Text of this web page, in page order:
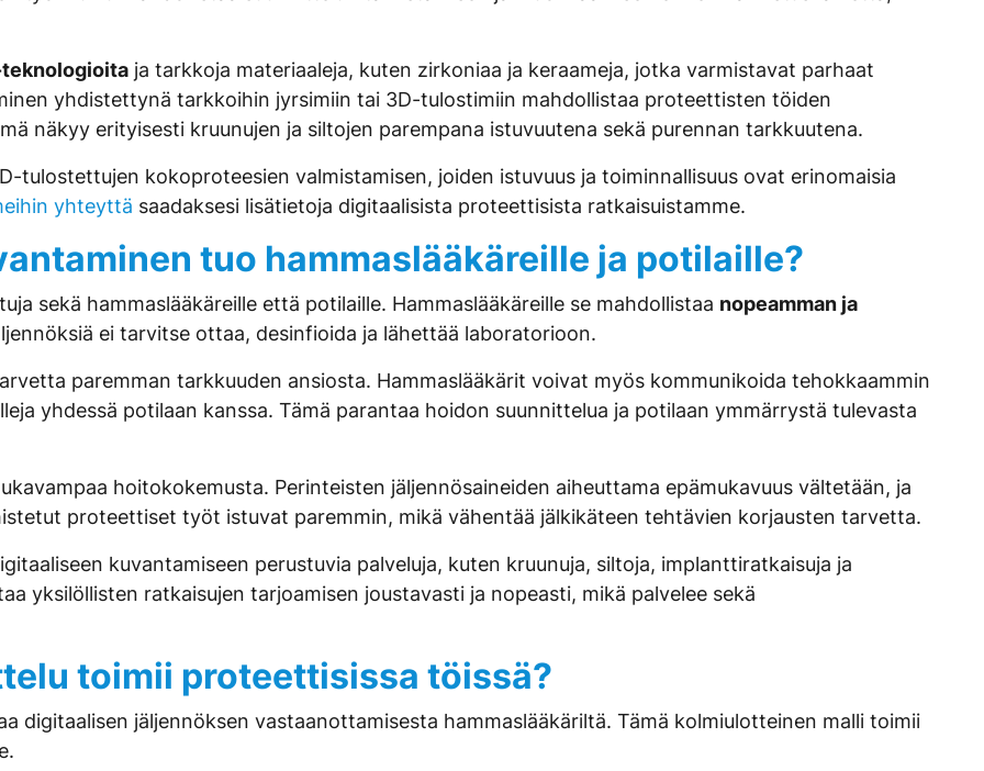
ja tarkkoja materiaaleja, kuten zirkoniaa ja keraameja, jotka varmistavat parhaat
yhdistettynä tarkkoihin jyrsimiin tai 3D-tulostimiin mahdollistaa proteettisten töiden
näkyy erityisesti kruunujen ja siltojen parempana istuvuutena sekä purennan tarkkuutena.
tulostettujen kokoproteesien valmistamisen, joiden istuvuus ja toiminnallisuus ovat erinomaisia
yhteyttä saadaksesi lisätietoja digitaalisista proteettisista ratkaisuistamme.
tuo hammaslääkäreille ja potilaille?
sekä hammaslääkäreille että potilaille. Hammaslääkäreille se mahdollistaa nopeamman ja
ei tarvitse ottaa, desinfioida ja lähettää laboratorioon.
paremman tarkkuuden ansiosta. Hammaslääkärit voivat myös kommunikoida tehokkaammin
yhdessä potilaan kanssa. Tämä parantaa hoidon suunnittelua ja potilaan ymmärrystä tulevasta
hoitokokemusta. Perinteisten jäljennösaineiden aiheuttama epämukavuus vältetään, ja
proteettiset työt istuvat paremmin, mikä vähentää jälkikäteen tehtävien korjausten tarvetta.
kuvantamiseen perustuvia palveluja, kuten kruunuja, siltoja, implanttiratkaisuja ja
yksilöllisten ratkaisujen tarjoamisen joustavasti ja nopeasti, mikä palvelee sekä
toimii proteettisissa töissä?
digitaalisen jäljennöksen vastaanottamisesta hammaslääkäriltä. Tämä kolmiulotteinen malli toimii